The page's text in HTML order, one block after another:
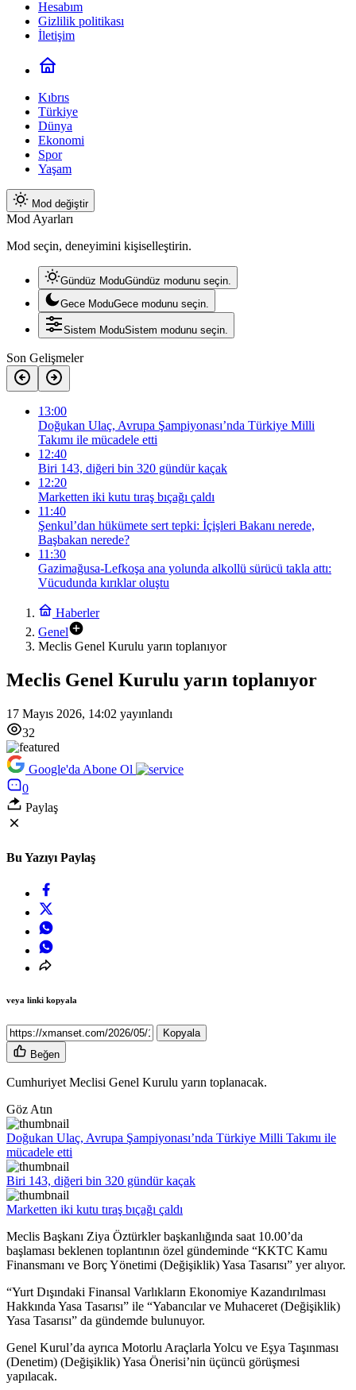
Hesabım
Gizlilik politikası
İletişim
Kıbrıs
Türkiye
Dünya
Ekonomi
Spor
Yaşam
Mod değiştir
Mod Ayarları
Mod seçin, deneyimini kişiselleştirin.
Gündüz ModuGündüz modunu seçin.
Gece ModuGece modunu seçin.
Sistem ModuSistem modunu seçin.
Son Gelişmeler
13:00
Doğukan Ulaç, Avrupa Şampiyonası’nda Türkiye Milli
Takımı ile mücadele etti
12:40
Biri 143, diğeri bin 320 gündür kaçak
12:20
Marketten iki kutu tıraş bıçağı çaldı
11:40
Şenkul’dan hükümete sert tepki: İçişleri Bakanı nerede,
Başbakan nerede?
11:30
Gazimağusa-Lefkoşa ana yolunda alkollü sürücü takla attı:
Vücudunda kırıklar oluştu
Haberler
Genel
Meclis Genel Kurulu yarın toplanıyor
Meclis Genel Kurulu yarın toplanıyor
17 Mayıs 2026, 14:02 yayınlandı
32
Google'da Abone Ol
0
Paylaş
Bu Yazıyı Paylaş
veya linki kopyala
Kopyala
Beğen
Cumhuriyet Meclisi Genel Kurulu yarın toplanacak.
Göz Atın
Doğukan Ulaç, Avrupa Şampiyonası’nda Türkiye Milli Takımı ile
mücadele etti
Biri 143, diğeri bin 320 gündür kaçak
Marketten iki kutu tıraş bıçağı çaldı
Meclis Başkanı Ziya Öztürklerbaşkanlığında saat 10.00’da
başlaması beklenen toplantının özel gündeminde “KKTC Kamu
Finansmanı ve Borç Yönetimi (Değişiklik) Yasa Tasarısı” yer alıyor.
“Yurt Dışındaki Finansal Varlıkların Ekonomiye Kazandırılması
Hakkında Yasa Tasarısı” ile “Yabancılar ve Muhaceret (Değişiklik)
Yasa Tasarısı” da gündemde bulunuyor.
Genel Kurul’da ayrıca Motorlu Araçlarla Yolcu ve Eşya Taşınması
(Denetim) (Değişiklik) Yasa Önerisi’nin üçüncü görüşmesi
yapılacak.